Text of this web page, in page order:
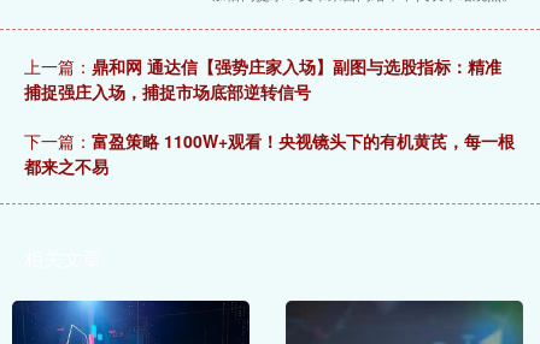
上一篇： 鼎和网 通达信【强势庄家入场】副图与选股指标：精准
捕捉强庄入场，捕捉市场底部逆转信号
下一篇： 富盈策略 1100W+观看！央视镜头下的有机黄芪，每一根
都来之不易